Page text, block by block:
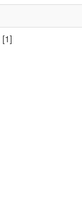
[1]